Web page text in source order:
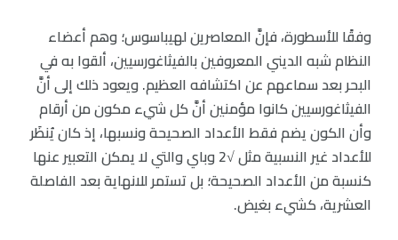
وفقًا للأسطورة، فإنَّ المعاصرين لهيباسوس؛ وهم أعضاء
النظام شبه الديني المعروفين بالفيثاغورسيين، ألقوا به في
البحر بعد سماعهم عن اكتشافه العظيم. ويعود ذلك إلى أنَّ
الفيثاغورسيين كانوا مؤمنين أنَّ كل شيء مكون من أرقام
وأن الكون يضم فقط الأعداد الصحيحة ونسبها، إذ كان يُنظَر
للأعداد غير النسبية مثل √2 وباي والتي لا يمكن التعبير عنها
كنسبة من الأعداد الصحيحة؛ بل تستمر للانهاية بعد الفاصلة
العشرية، كشيء بغيض.